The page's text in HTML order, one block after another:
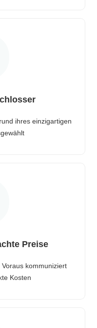
ihres einzigartigen
Preise
kommuniziert
Kosten